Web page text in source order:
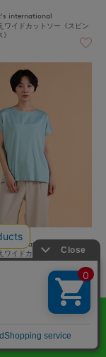
international
ワイドカットソー《スビン
international
ワイドカットソー《スビン
》